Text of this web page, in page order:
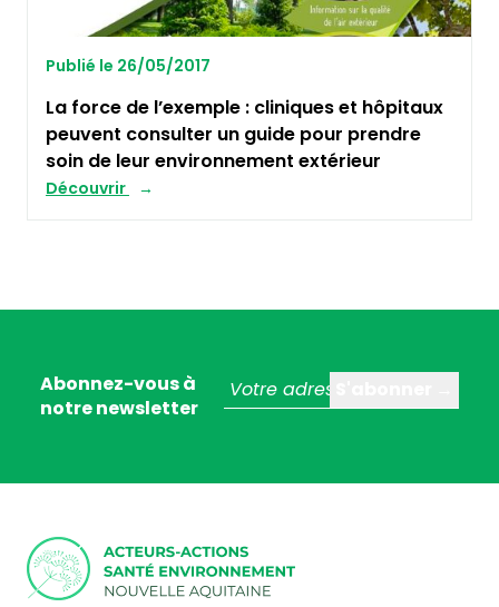
Publié le 26/05/2017
La force de l’exemple : cliniques et hôpitaux
peuvent consulter un guide pour prendre
soin de leur environnement extérieur
Découvrir
Abonnez-vous à
notre newsletter